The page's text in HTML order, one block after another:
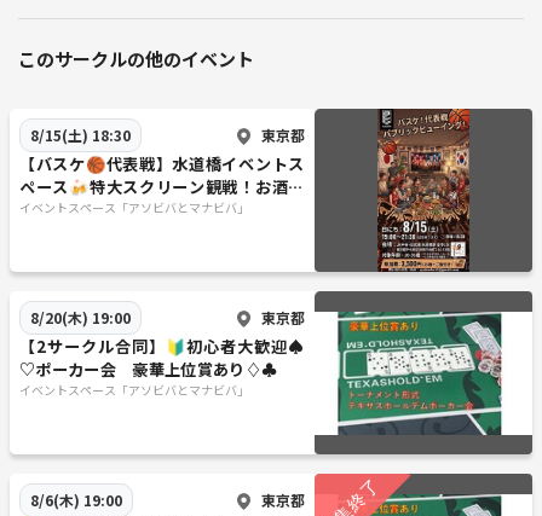
このサークルの他のイベント
8/15(土) 18:30 東京都
【バスケ🏀代表戦】水道橋イベントス
ペース🍻特大スクリーン観戦！お酒片
手に盛り上がろう！
イベントスペース「アソビバとマナビバ」
8/20(木) 19:00 東京都
【2サークル合同】🔰初心者大歓迎♠
♡ポーカー会 豪華上位賞あり♢♣
イベントスペース「アソビバとマナビバ」
8/6(木) 19:00 東京都